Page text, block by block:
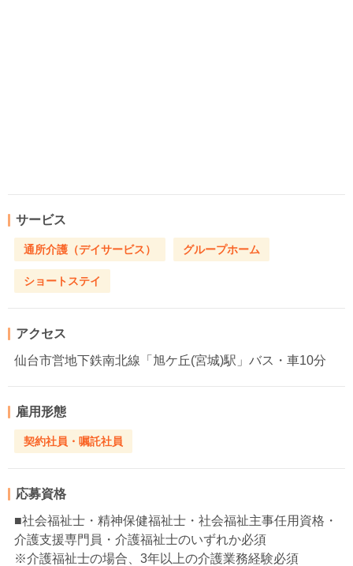
サービス
通所介護（デイサービス） グループホーム
ショートステイ
アクセス
仙台市営地下鉄南北線「旭ケ丘(宮城)駅」バス・車10分
雇用形態
契約社員・嘱託社員
応募資格
■社会福祉士・精神保健福祉士・社会福祉主事任用資格・
介護支援専門員・介護福祉士のいずれか必須
※介護福祉士の場合、3年以上の介護業務経験必須